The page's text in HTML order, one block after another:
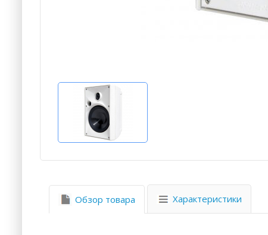
Обзор товара Характеристики